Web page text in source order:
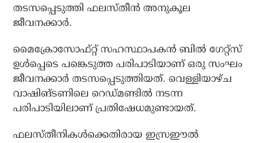
തടസപ്പെടുത്തി ഫലസ്തീന്‍ അനുകൂല
ജീവനക്കാര്‍.
മൈക്രോസോഫ്റ്റ് സഹസ്ഥാപകന്‍ ബില്‍ ഗേറ്റ്‌സ്
ഉള്‍പ്പെടെ പങ്കെടുത്ത പരിപാടിയാണ് ഒരു സംഘം
ജീവനക്കാര്‍ തടസപ്പെടുത്തിയത്. വെള്ളിയാഴ്ച
വാഷിങ്ടണിലെ റെഡ്മണ്ടില്‍ നടന്ന
പരിപാടിയിലാണ് പ്രതിഷേധമുണ്ടായത്.
ഫലസ്തീനികള്‍ക്കെതിരായ ഇസ്രഈല്‍